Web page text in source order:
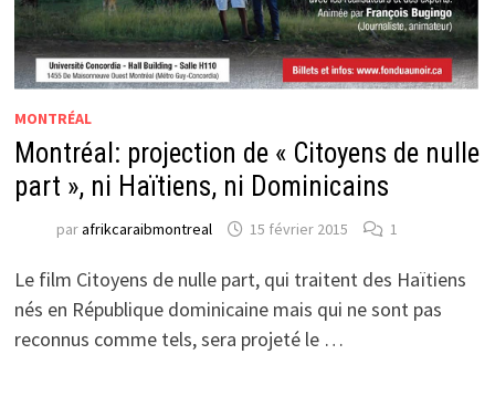
MONTRÉAL
Montréal: projection de « Citoyens de nulle
part », ni Haïtiens, ni Dominicains
parafrikcaraibmontreal 15 février 2015 1
Le film Citoyens de nulle part, qui traitent des Haïtiens
nés en République dominicaine mais qui ne sont pas
reconnus comme tels, sera projeté le …